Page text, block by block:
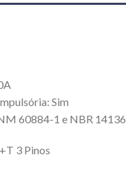
Sim
60884-1 e NBR 14136
3 Pinos